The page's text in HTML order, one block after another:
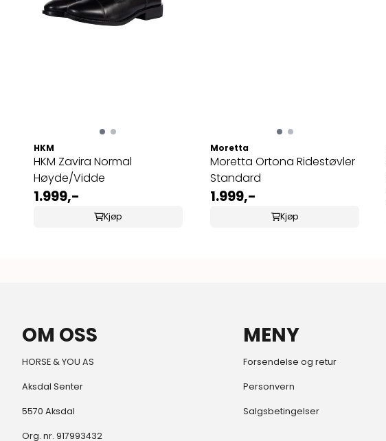
HKM
HKM Zavira Normal
Høyde/Vidde
1.999,-
Kjøp
Moretta
Moretta Ortona Ridestøvler
Standard
1.999,-
Kjøp
OM OSS
HORSE & YOU AS
Aksdal Senter
5570 Aksdal
Org. nr. 917993432
MENY
Forsendelse og retur
Personvern
Salgsbetingelser